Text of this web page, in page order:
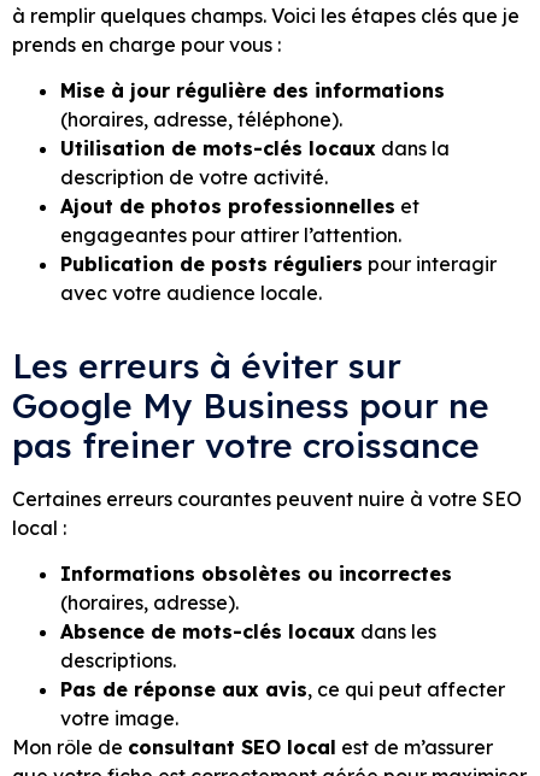
à remplir quelques champs. Voici les étapes clés que je
prends en charge pour vous :
Mise à jour régulière des informations
(horaires, adresse, téléphone).
Utilisation de mots-clés locaux dans la
description de votre activité.
Ajout de photos professionnelles et
engageantes pour attirer l’attention.
Publication de posts réguliers pour interagir
avec votre audience locale.
Les erreurs à éviter sur
Google My Business pour ne
pas freiner votre croissance
Certaines erreurs courantes peuvent nuire à votre SEO
local :
Informations obsolètes ou incorrectes
(horaires, adresse).
Absence de mots-clés locaux dans les
descriptions.
Pas de réponse aux avis, ce qui peut affecter
votre image.
Mon rôle de consultant SEO local est de m’assurer